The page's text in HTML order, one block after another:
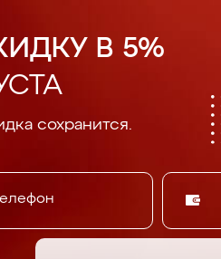
В 5%
сохранится.